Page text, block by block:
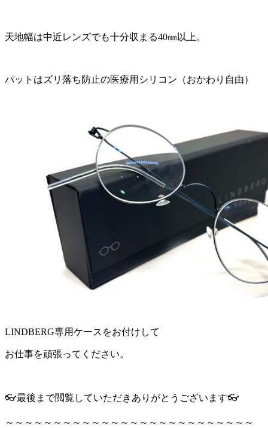
天地幅は中近レンズでも十分収まる40㎜以上。
パットはズリ落ち防止の医療用シリコン（おかわり自由）
LINDBERG専用ケースをお付けして
お仕事を頑張ってください。
👓最後まで閲覧していただきありがとうございます👓
～～～～～～～～～～～～～～～～～～～～～～～～～～